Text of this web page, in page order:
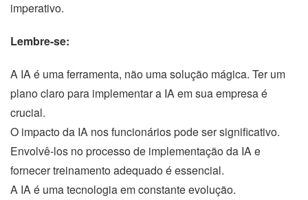
imperativo.
Lembre-se:
A IA é uma ferramenta, não uma solução mágica. Ter um
plano claro para implementar a IA em sua empresa é
crucial.
O impacto da IA nos funcionários pode ser significativo.
Envolvê-los no processo de implementação da IA e
fornecer treinamento adequado é essencial.
A IA é uma tecnologia em constante evolução.